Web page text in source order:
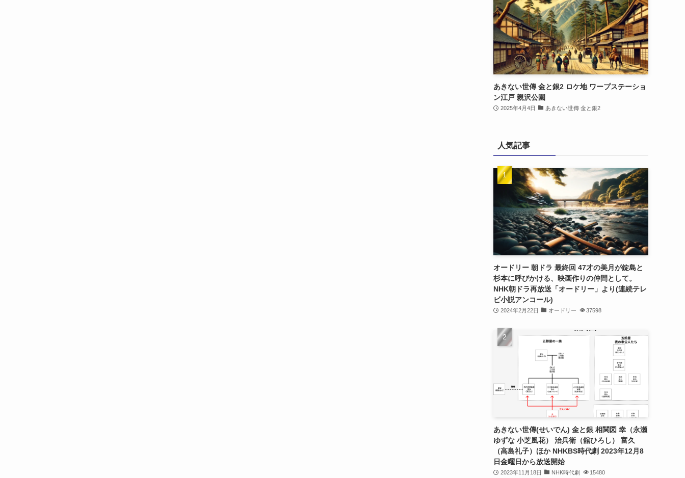
あきない世傳 金と銀2 ロケ地 ワープステーショ
ン江戸 親沢公園
2025年4月4日 あきない世傳 金と銀2
人気記事
オードリー 朝ドラ 最終回 47才の美月が錠島と
杉本に呼びかける、映画作りの仲間として。
NHK朝ドラ再放送「オードリー」より(連続テレ
ビ小説アンコール)
2024年2月22日 オードリー 37598
あきない世傳(せいでん) 金と銀 相関図 幸（永瀬
ゆずな 小芝風花） 治兵衛（舘ひろし） 富久
（高島礼子）ほか NHKBS時代劇 2023年12月8
日金曜日から放送開始
2023年11月18日 NHK時代劇 15480